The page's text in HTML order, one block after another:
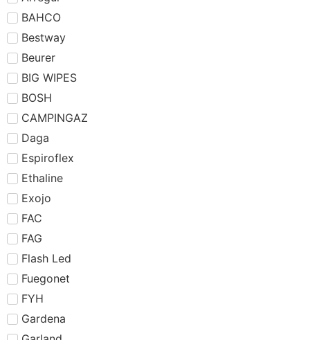
BAHCO
Bestway
Beurer
BIG WIPES
BOSH
CAMPINGAZ
Daga
Espiroflex
Ethaline
Exojo
FAC
FAG
Flash Led
Fuegonet
FYH
Gardena